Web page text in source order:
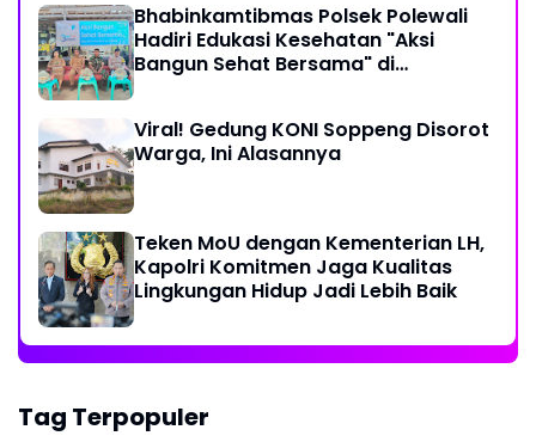
Bhabinkamtibmas Polsek Polewali
Hadiri Edukasi Kesehatan "Aksi
Bangun Sehat Bersama" di
Viral! Gedung KONI Soppeng Disorot
Warga, Ini Alasannya
Teken MoU dengan Kementerian LH,
Kapolri Komitmen Jaga Kualitas
Lingkungan Hidup Jadi Lebih Baik
Tag Terpopuler